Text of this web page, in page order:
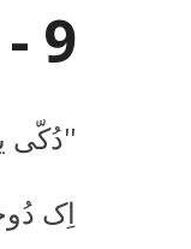
9 - جوکر
''دُکّی
اِک